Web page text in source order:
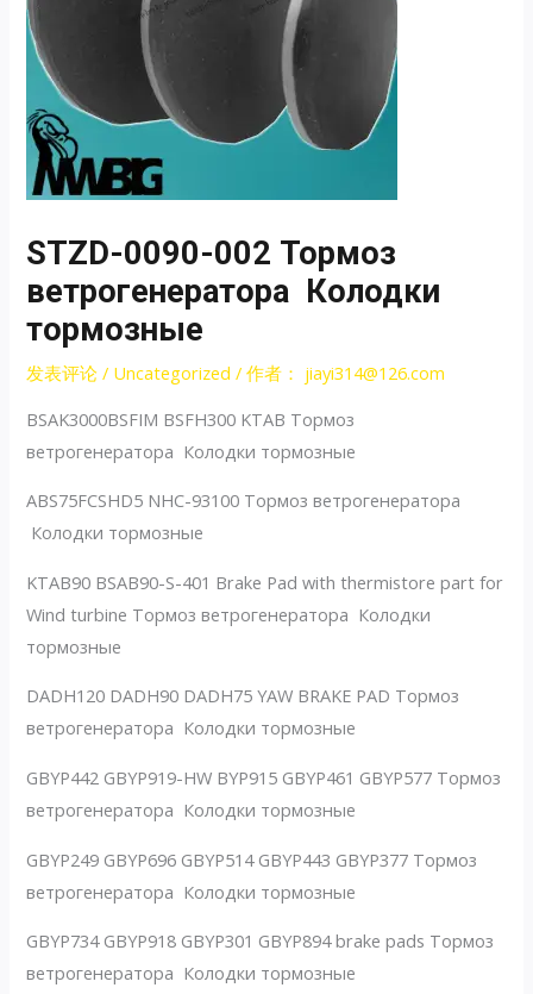
STZD-0090-002 Тормоз
ветрогенератора Колодки
тормозные
发表评论 / Uncategorized / 作者： jiayi314@126.com
BSAK3000BSFIM BSFH300 KTAB Тормоз
ветрогенератора Колодки тормозные
ABS75FCSHD5 NHC-93100 Тормоз ветрогенератора
Колодки тормозные
KTAB90 BSAB90-S-401 Brake Pad with thermistore part for
Wind turbine Тормоз ветрогенератора Колодки
тормозные
DADH120 DADH90 DADH75 YAW BRAKE PAD Тормоз
ветрогенератора Колодки тормозные
GBYP442 GBYP919-HW BYP915 GBYP461 GBYP577 Тормоз
ветрогенератора Колодки тормозные
GBYP249 GBYP696 GBYP514 GBYP443 GBYP377 Тормоз
ветрогенератора Колодки тормозные
GBYP734 GBYP918 GBYP301 GBYP894 brake pads Тормоз
ветрогенератора Колодки тормозные